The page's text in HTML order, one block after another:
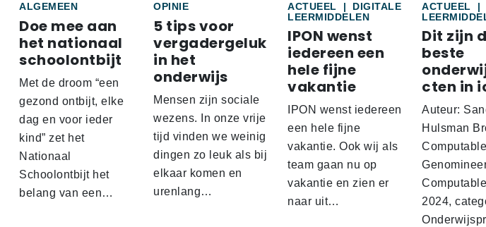
ALGEMEEN
Doe mee aan
het nationaal
schoolontbijt
Met de droom “een
gezond ontbijt, elke
dag en voor ieder
kind” zet het
Nationaal
Schoolontbijt het
belang van een…
OPINIE
5 tips voor
vergadergeluk
in het
onderwijs
Mensen zijn sociale
wezens. In onze vrije
tijd vinden we weinig
dingen zo leuk als bij
elkaar komen en
urenlang…
ACTUEEL |
DIGITALE
LEERMIDDELEN
IPON wenst
iedereen een
hele fijne
vakantie
IPON wenst iedereen
een hele fijne
vakantie. Ook wij als
team gaan nu op
vakantie en zien er
naar uit…
ACTUEEL
|
Dit zijn
beste
cten in
Auteur:
Hulsman
Computable
2024,